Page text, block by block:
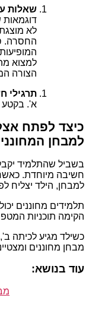
שאלות
דוגמאות
לא
החסרה.
למצוא
הצורה
תרגילי
א'. בקטע
כיצד לפתח
למבחן
בשביל שהתלמיד
חשיבה מיוחדת.
למבחן, הילד יצליח
תלמידים מחוננים
הקימה תוכניות
כשילד מגיע לכיתה
מבחן מחוננים
עוד בנושא: